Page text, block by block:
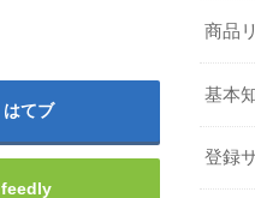
はてブ
feedly
商品
基本
登録